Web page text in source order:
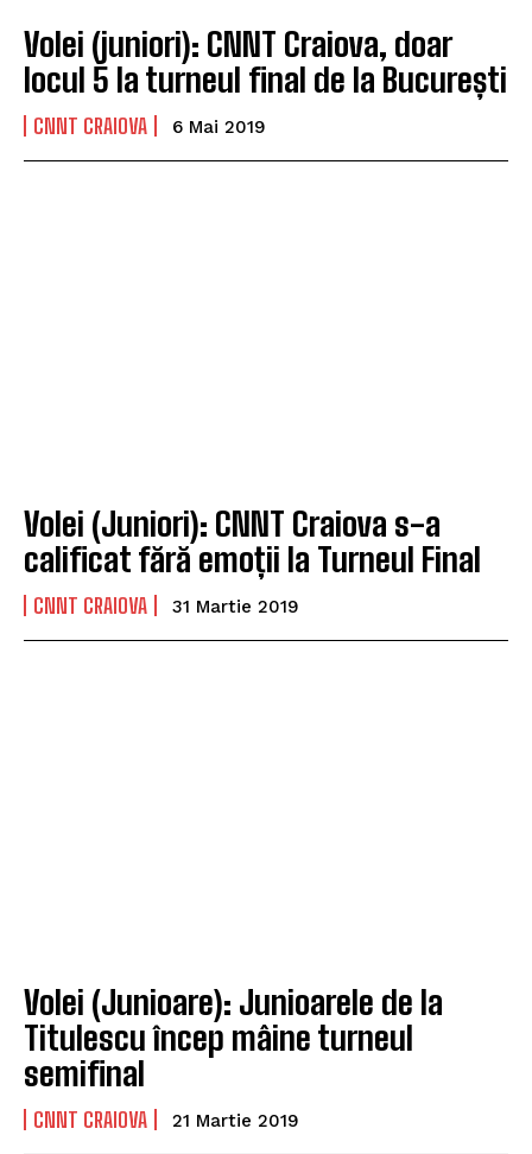
Volei (juniori): CNNT Craiova, doar
locul 5 la turneul final de la București
CNNT CRAIOVA 6 Mai 2019
Volei (Juniori): CNNT Craiova s-a
calificat fără emoții la Turneul Final
CNNT CRAIOVA 31 Martie 2019
Volei (Junioare): Junioarele de la
Titulescu încep mâine turneul
semifinal
CNNT CRAIOVA 21 Martie 2019